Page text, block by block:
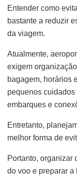
Entender como
bastante a reduzir
da viagem.
Atualmente,
exigem
bagagem, horários
pequenos
embarques e
Entretanto,
melhor forma de
Portanto, organizar
do voo e preparar